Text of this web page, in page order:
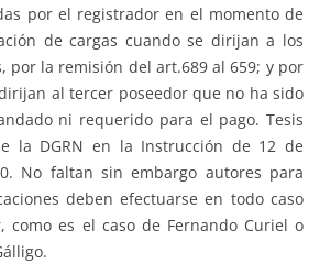
por el registrador en el momento de
de cargas cuando se dirijan a los
por la remisión del art.689 al 659; y por
al tercer poseedor que no ha sido
ni requerido para el pago. Tesis
la DGRN en la Instrucción de 12 de
No faltan sin embargo autores para
deben efectuarse en todo caso
como es el caso de Fernando Curiel o